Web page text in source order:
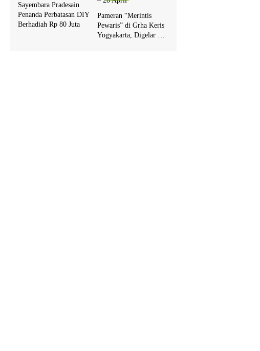
Sayembara Pradesain
Penanda Perbatasan DIY
Berhadiah Rp 80 Juta
Pameran “Merintis
Pewaris” di Grha Keris
Yogyakarta, Digelar 17